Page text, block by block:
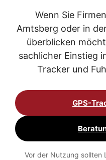
Wenn Sie
Amtsberg oder in
überblicken
sachlicher Einstieg
Tracker und
GPS-
Vor der Nutzung sollten